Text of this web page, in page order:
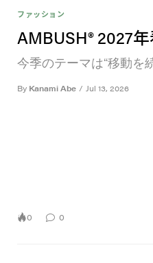
ファッション
AMBUSH® 2027
今季のテーマは“移動を
By Kanami Abe / Jul 13, 2026
0 0